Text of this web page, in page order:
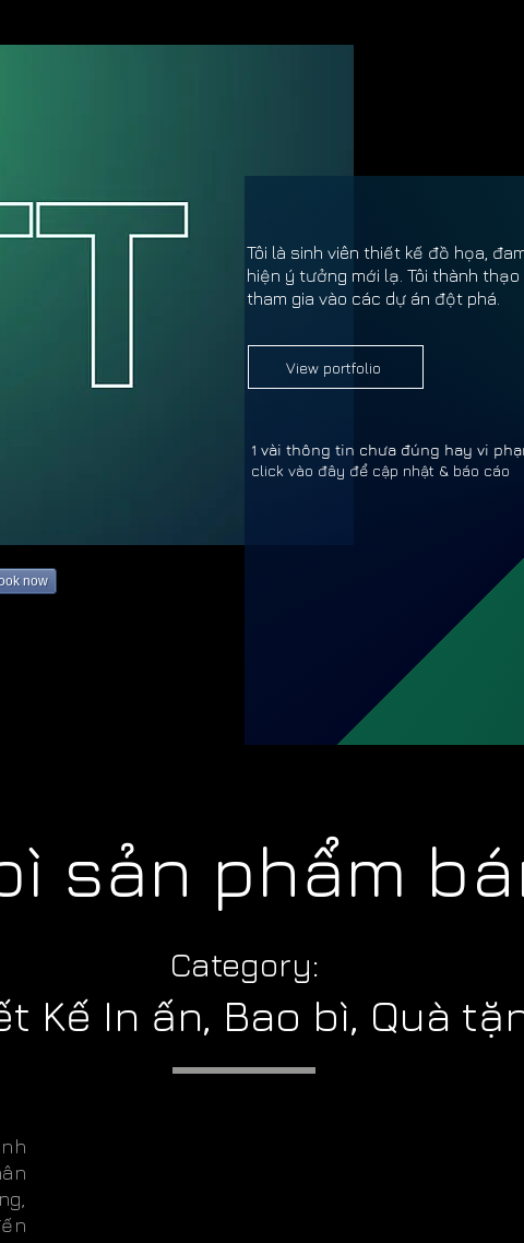
now
Tôi là sinh viên thiết kế đồ họa,
hiện ý tưởng mới lạ. Tôi thành
tham gia vào các dự án đột phá.
View portfolio
click vào đây để cập nhật & báo cáo
1 vài thông tin chưa đúng hay vi
sản phẩm
Category:
Kế In ấn, Bao bì, Quà